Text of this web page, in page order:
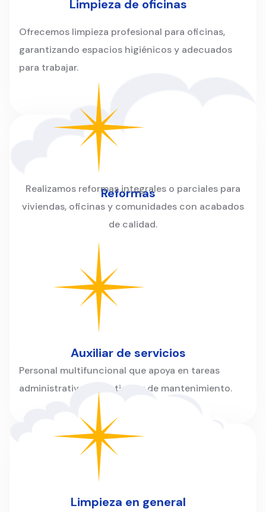
Limpieza de oficinas
Ofrecemos limpieza profesional para oficinas,
garantizando espacios higiénicos y adecuados
para trabajar.
Reformas
Realizamos reformas integrales o parciales para
viviendas, oficinas y comunidades con acabados
de calidad.
Auxiliar de servicios
Personal multifuncional que apoya en tareas
administrativas, logísticas y de mantenimiento.
Limpieza en general